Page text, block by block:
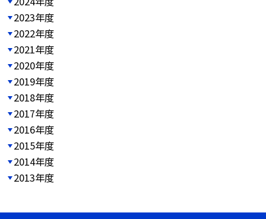
2023年度
2022年度
2021年度
2020年度
2019年度
2018年度
2017年度
2016年度
2015年度
2014年度
2013年度